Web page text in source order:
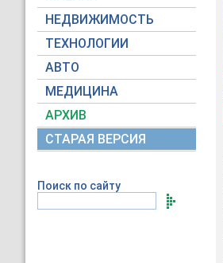
НЕДВИЖИМОСТЬ
ТЕХНОЛОГИИ
АВТО
МЕДИЦИНА
АРХИВ
СТАРАЯ ВЕРСИЯ
Поиск по сайту